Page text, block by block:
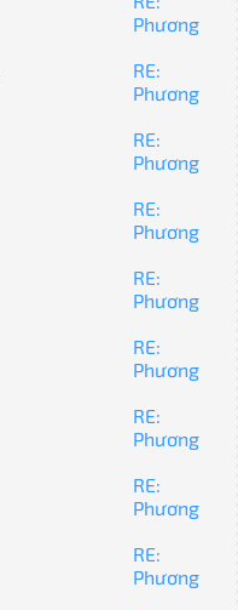
Phương
RE:
Phương
RE:
Phương
RE:
Phương
RE:
Phương
RE:
Phương
RE:
Phương
RE:
Phương
RE:
Phương